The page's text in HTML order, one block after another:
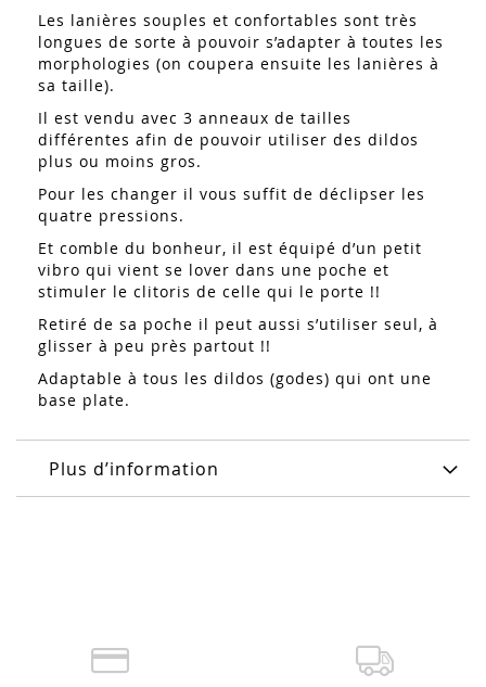
Les lanières souples et confortables sont très
longues de sorte à pouvoir s’adapter à toutes les
morphologies (on coupera ensuite les lanières à
sa taille).
Il est vendu avec 3 anneaux de tailles
différentes afin de pouvoir utiliser des dildos
plus ou moins gros.
Pour les changer il vous suffit de déclipser les
quatre pressions.
Et comble du bonheur, il est équipé d’un petit
vibro qui vient se lover dans une poche et
stimuler le clitoris de celle qui le porte !!
Retiré de sa poche il peut aussi s’utiliser seul, à
glisser à peu près partout !!
Adaptable à tous les dildos (godes) qui ont une
base plate.
Plus d’information